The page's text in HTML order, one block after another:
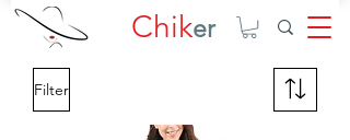
Chiker
Filter